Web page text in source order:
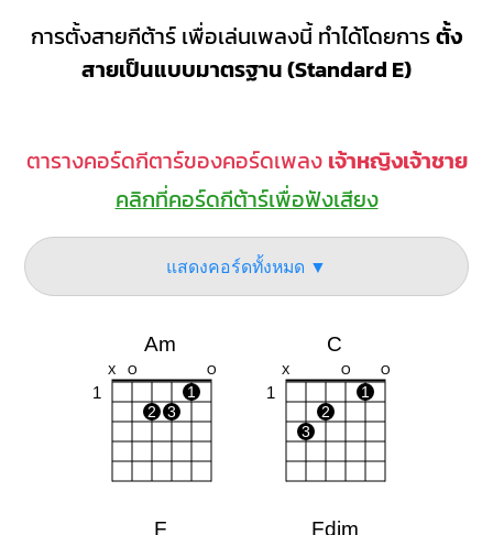
การตั้งสายกีต้าร์ เพื่อเล่นเพลงนี้ ทำได้โดยการตั้ง
สายเป็นแบบมาตรฐาน (Standard E)
ตารางคอร์ดกีตาร์ของคอร์ดเพลง เจ้าหญิงเจ้าชาย
คลิกที่คอร์ดกีต้าร์เพื่อฟังเสียง
แสดงคอร์ดทั้งหมด ▼
Am
X O O
1
1
2
3
C
X O O
1
1
2
3
F Fdim